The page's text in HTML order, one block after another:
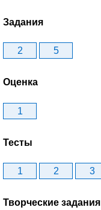
Задания
2 5
Оценка
1
Тесты
1 2 3
Творческие задания